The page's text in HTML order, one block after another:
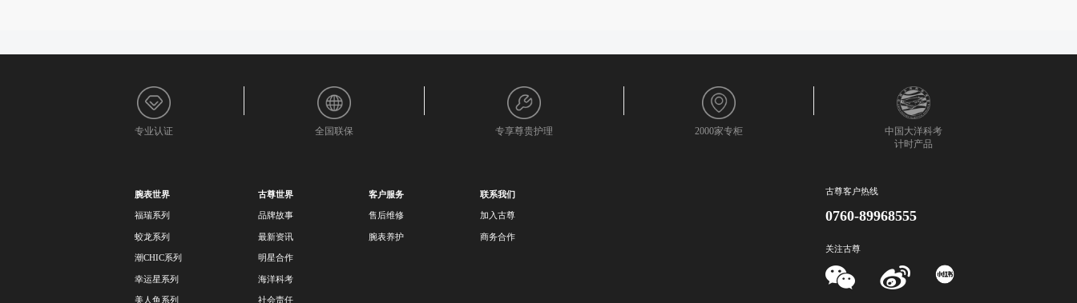
专业认证 全国联保 专享尊贵护理 2000家专柜
中国大洋科考
计时产品
腕表世界
福瑞系列
蛟龙系列
潮CHIC系列
幸运星系列
美人鱼系列
古尊世界
品牌故事
最新资讯
明星合作
海洋科考
社会责任
客户服务
售后维修
腕表养护
联系我们
加入古尊
商务合作
古尊客户热线
0760-89968555
关注古尊